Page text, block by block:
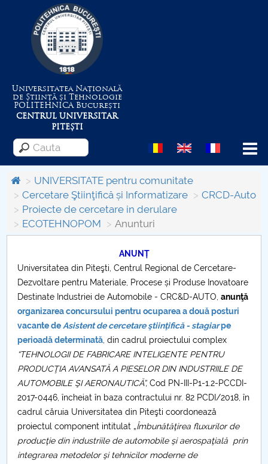
Universitatea Națională
de Știință și Tehnologie
POLITEHNICABucurești
CENTRUL UNIVERSITAR
PITEȘTI
Menu
Despre Universitate
Centrul de Management al Proiectelor
Consiliul de Administratie
Nr. de telefon si adrese Facultăți
Admitere
Români de pretutindeni - ADMITERE
Senat
Facultăți
Studenți
UNIVERSITATE pentru comunitate
Cercetare Ştiinţifică și Informatizare
CRCD-Auto
Proiecte de cercetare in derulare
ECOTEHNOPOM
Anunturi
ANUNȚ
Universitatea din Piteşti, Centrul Regional de Cercetare-
Dezvoltare pentru Materiale, Procese și Produse Inovatoare
Destinate Industriei de Automobile - CRC&D-AUTO,anunţă
organizarea concursului pentru ocuparea a două posturi
vacante de Asistent de cercetare ştiinţifică - stagiarpe
perioadă determinată , din cadrul proiectului complex
“TEHNOLOGII DE FABRICARE INTELIGENTE PENTRU
PRODUCŢIA AVANSATĂ A PIESELOR DIN INDUSTRIILE DE
AUTOMOBILE ŞI AERONAUTICĂ”,Cod PN-III-P1-1.2-PCCDI-
2017-0446, încheiat în baza contractului nr. 82 PCDI/2018, în
cadrul căruia Universitatea din Piteşti coordonează
proiectul component intitulat „Îmbunătăţirea fluxurilor de
producţie din industriile de automobile şi aerospaţială prin
integrarea metodelor şi tehnicilor moderne de